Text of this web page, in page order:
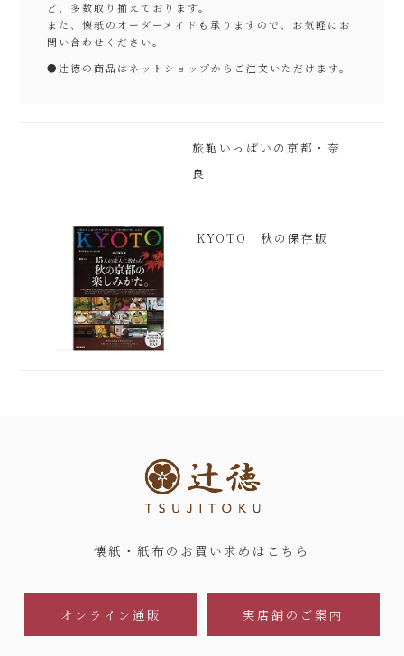
ど、多数取り揃えております。
また、懐紙のオーダーメイドも承りますので、お気軽にお
問い合わせください。
●辻徳の商品はネットショップからご注文いただけます。
旅鞄いっぱいの京都・奈
良
KYOTO 秋の保存版
懐紙・紙布のお買い求めはこちら
オンライン通販 実店舗のご案内